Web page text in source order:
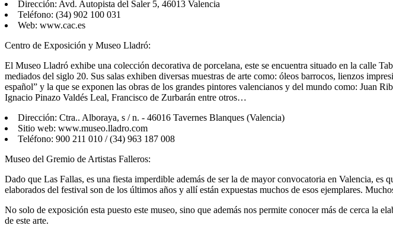
Dirección: Avd. Autopista del Saler 5, 46013 Valencia
Teléfono: (34) 902 100 031
Web: www.cac.es
Centro de Exposición y Museo Lladró:
El Museo Lladró exhibe una colección decorativa de porcelana, este se encuentra situado en la calle
mediados del siglo 20. Sus salas exhiben diversas muestras de arte como: óleos barrocos, lienzos
español” y la que se exponen las obras de los grandes pintores valencianos y del mundo como: Juan
Ignacio Pinazo Valdés Leal, Francisco de Zurbarán entre otros…
Dirección: Ctra.. Alboraya, s / n. - 46016 Tavernes Blanques (Valencia)
Sitio web: www.museo.lladro.com
Teléfono: 900 211 010 / (34) 963 187 008
Museo del Gremio de Artistas Falleros:
Dado que Las Fallas, es una fiesta imperdible además de ser la de mayor convocatoria en Valencia,
elaborados del festival son de los últimos años y allí están expuestas muchos de esos ejemplares.
No solo de exposición esta puesto este museo, sino que además nos permite conocer más de cerca la
de este arte.